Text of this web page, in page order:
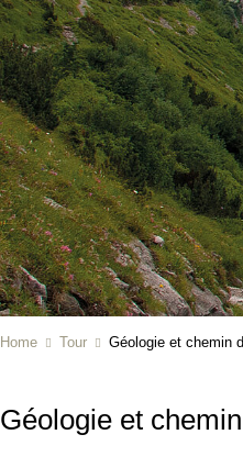
Home Tour Géologie et chemin
Géologie et